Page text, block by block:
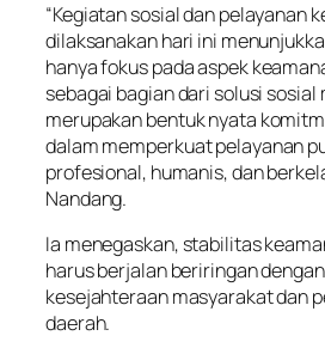
“Kegiatan sosial dan pelayanan
dilaksanakan hari ini
hanya fokus pada aspek
sebagai bagian dari solusi sosial
merupakan bentuk nyata
dalam memperkuat pelayanan
profesional, humanis, dan
Nandang.
Ia menegaskan, stabilitas
harus berjalan beriringan
kesejahteraan masyarakat dan
daerah.